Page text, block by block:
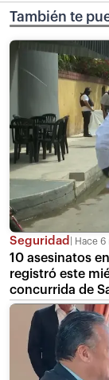
También te
Seguridad Hace
10 asesinatos
registró este
concurrida de